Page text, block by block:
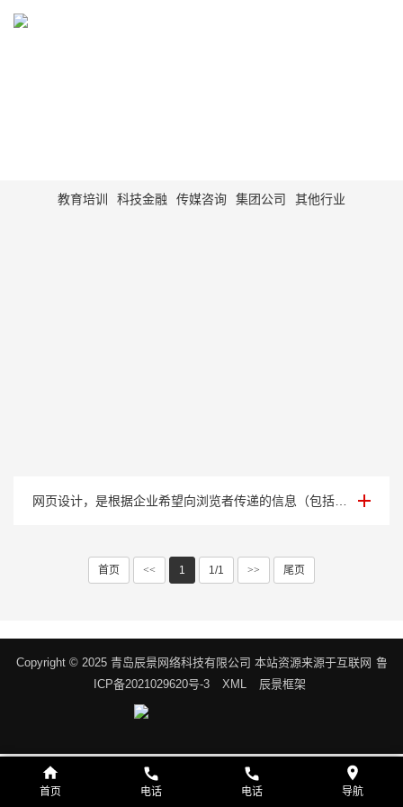
教育培训 科技金融 传媒咨询 集团公司 其他行业
案例展示八 网页设计，是根据企业希望向浏览者传递的信息（包括产品、服务、理念、文化），进行网···
首页 << 1 1/1 >> 尾页
Copyright © 2025 青岛辰景网络科技有限公司 本站资源来源于互联网 鲁
ICP备2021029620号-3
XML 辰景框架
首页 电话 电话 导航